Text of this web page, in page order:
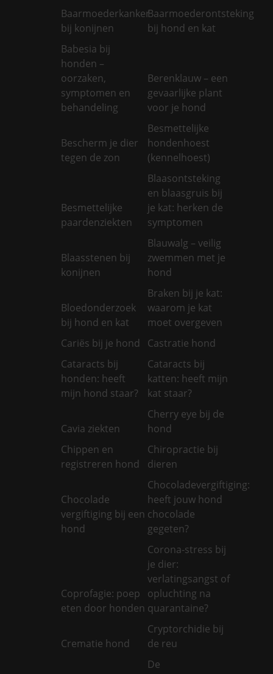
Baarmoederkanker
bij konijnen
Baarmoederontsteking
bij hond en kat
Babesia bij
honden –
oorzaken,
symptomen en
behandeling
Berenklauw – een
gevaarlijke plant
voor je hond
Bescherm je dier
tegen de zon
Besmettelijke
hondenhoest
(kennelhoest)
Besmettelijke
paardenziekten
Blaasontsteking
en blaasgruis bij
je kat: herken de
symptomen
Blaasstenen bij
konijnen
Blauwalg – veilig
zwemmen met je
hond
Bloedonderzoek
bij hond en kat
Braken bij je kat:
waarom je kat
moet overgeven
Cariës bij je hond
Castratie hond
Cataracts bij
honden: heeft
mijn hond staar?
Cataracts bij
katten: heeft mijn
kat staar?
Cavia ziekten
Cherry eye bij de
hond
Chippen en
registreren hond
Chiropractie bij
dieren
Chocolade
vergiftiging bij een
hond
Chocoladevergiftiging:
heeft jouw hond
chocolade
gegeten?
Coprofagie: poep
eten door honden
Corona-stress bij
je dier:
verlatingsangst of
opluchting na
quarantaine?
Crematie hond
Cryptorchidie bij
de reu
De